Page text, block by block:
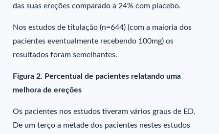
das suas ereções comparado a 24% com placebo.
Nos estudos de titulação (n=644) (com a maioria dos
pacientes eventualmente recebendo 100mg) os
resultados foram semelhantes.
Figura 2. Percentual de pacientes relatando uma
melhora de ereções
Os pacientes nos estudos tiveram vários graus de ED.
De um terço a metade dos pacientes nestes estudos